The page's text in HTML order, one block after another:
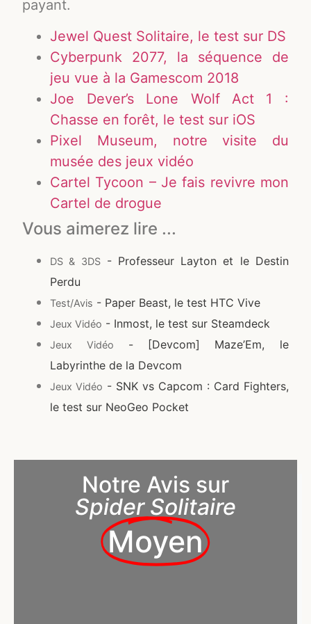
payant.
Jewel Quest Solitaire, le test sur DS
Cyberpunk 2077, la séquence de
jeu vue à la Gamescom 2018
Joe Dever’s Lone Wolf Act 1 :
Chasse en forêt, le test sur iOS
Pixel Museum, notre visite du
musée des jeux vidéo
Cartel Tycoon – Je fais revivre mon
Cartel de drogue
Vous aimerez lire ...
DS & 3DS- Professeur Layton et le Destin
Perdu
Test/Avis - Paper Beast, le test HTC Vive
Jeux Vidéo - Inmost, le test sur Steamdeck
Jeux Vidéo
- [Devcom] Maze’Em, le
Labyrinthe de la Devcom
Jeux Vidéo - SNK vs Capcom : Card Fighters,
le test sur NeoGeo Pocket
Notre Avis sur
Spider Solitaire
Moyen